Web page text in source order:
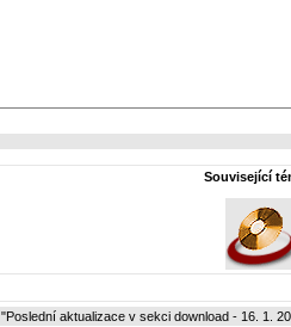
Související
"Poslední aktualizace v sekci download - 16. 1.